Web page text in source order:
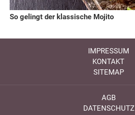
So gelingt der klassische Mojito
IMPRESSUM
KONTAKT
SITEMAP
AGB
DATENSCHUTZ